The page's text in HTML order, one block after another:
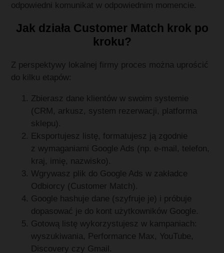
odpowiedni komunikat w odpowiednim momencie.
Jak działa Customer Match krok po
kroku?
Z perspektywy lokalnej firmy proces można uprościć
do kilku etapów:
Zbierasz dane klientów w swoim systemie
(CRM, arkusz, system rezerwacji, platforma
sklepu).
Eksportujesz listę, formatujesz ją zgodnie
z wymaganiami Google Ads (np. e‑mail, telefon,
kraj, imię, nazwisko).
Wgrywasz plik do Google Ads w zakładce
Odbiorcy (Customer Match).
Google hashuje dane (szyfruje je) i próbuje
dopasować je do kont użytkowników Google.
Gotową listę wykorzystujesz w kampaniach:
wyszukiwania, Performance Max, YouTube,
Discovery czy Gmail.